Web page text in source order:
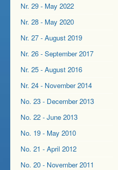
Nr. 29 - May 2022
Nr. 28 - May 2020
Nr. 27 - August 2019
Nr. 26 - September 2017
Nr. 25 - August 2016
Nr. 24 - November 2014
No. 23 - December 2013
No. 22 - June 2013
No. 19 - May 2010
No. 21 - April 2012
No. 20 - November 2011